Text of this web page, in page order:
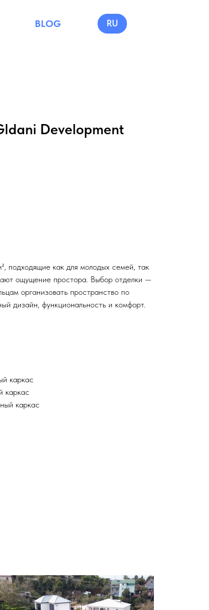
BLOG RU
Development
подходящие как для молодых семей, так
ощущение простора. Выбор отделки —
организовать пространство по
дизайн, функциональность и комфорт.
каркас
каркас
каркас